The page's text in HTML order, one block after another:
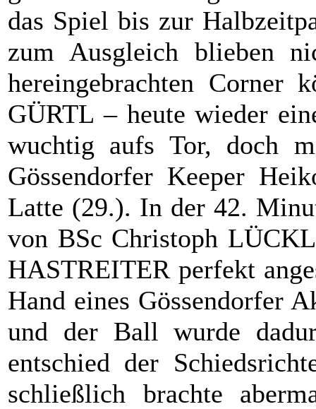
das Spiel bis zur
zum Ausgleich blieben
hereingebrachten Corner
GÜRTL – heute wieder
wuchtig aufs Tor, doch
Gössendorfer Keeper
Latte (29.). In der 42.
von BSc Christoph
HASTREITER perfekt
Hand eines Gössendorfer
und der Ball wurde
entschied der
schließlich brachte